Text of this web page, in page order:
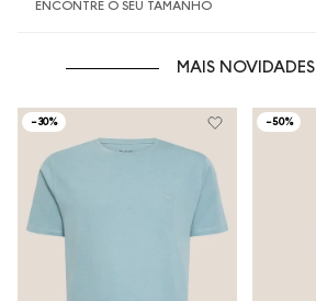
ENCONTRE O SEU TAMANHO
MAIS NOVIDADES
-30% -50%